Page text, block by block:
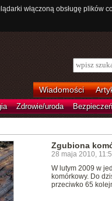
włączoną obsługę
Wiadomości
Zdrowie/uroda
Zgubiona
28 maja 2010,
W lutym 2009 w
komórkowy. Do
przeciwko 65